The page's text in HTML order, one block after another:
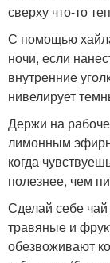
сверху что-то
С помощью
ночи, если
внутренние
нивелирует
Держи на
лимонным
когда
полезнее, чем
Сделай себе
травяные и
обезвоживают